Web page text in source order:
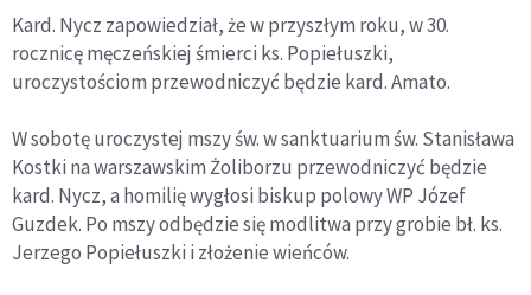
Kard. Nycz zapowiedział, że w przyszłym roku, w 30.
rocznicę męczeńskiej śmierci ks. Popiełuszki,
uroczystościom przewodniczyć będzie kard. Amato.
W sobotę uroczystej mszy św. w sanktuarium św. Stanisława
Kostki na warszawskim Żoliborzu przewodniczyć będzie
kard. Nycz, a homilię wygłosi biskup polowy WP Józef
Guzdek. Po mszy odbędzie się modlitwa przy grobie bł. ks.
Jerzego Popiełuszki i złożenie wieńców.